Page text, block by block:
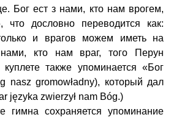
Бог ест з нами, кто нам врогем,
что дословно переводится как:
и врагов можем иметь на
кто нам враг, того Перун
также упоминается «Бог
nasz gromowładny), который дал
języka zwierzył nam Bóg.)
гимна сохраняется упоминание